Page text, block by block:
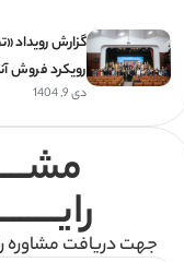
گزارش رویداد
رویکرد فروش
دی 9, 1404
جهت دریافت مشاوره